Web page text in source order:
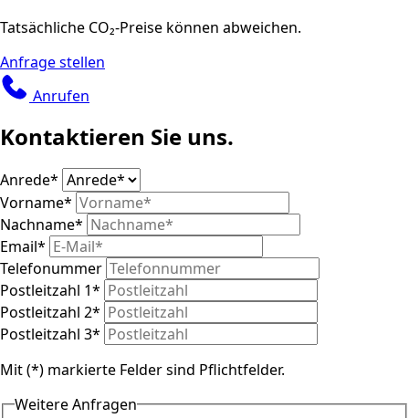
Tatsächliche CO₂-Preise können abweichen.
Anfrage stellen
Anrufen
Kontaktieren Sie uns.
Anrede*
Vorname*
Nachname*
Email*
Telefonummer
Postleitzahl 1*
Postleitzahl 2*
Postleitzahl 3*
Mit (*) markierte Felder sind Pflichtfelder.
Weitere Anfragen